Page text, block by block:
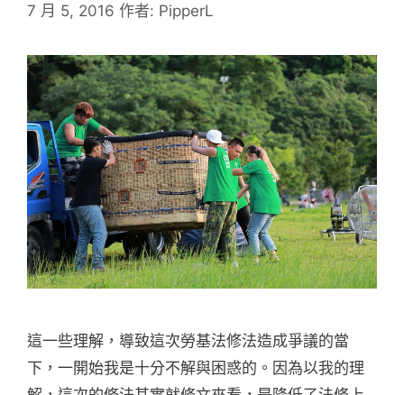
7 月 5, 2016 作者: PipperL
這一些理解，導致這次勞基法修法造成爭議的當
下，一開始我是十分不解與困惑的。因為以我的理